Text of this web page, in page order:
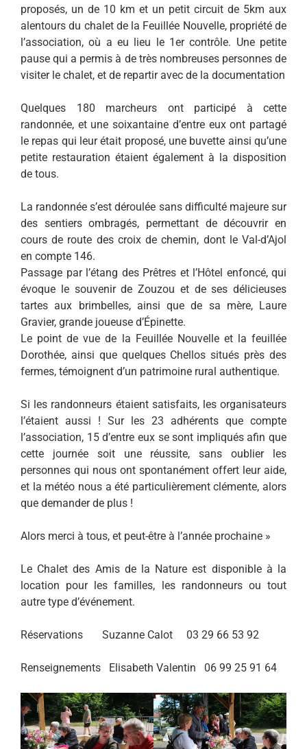
proposés, un de 10 km et un petit circuit de 5km aux
alentours du chalet de la Feuillée Nouvelle, propriété de
l’association, où a eu lieu le 1er contrôle. Une petite
pause qui a permis à de très nombreuses personnes de
visiter le chalet, et de repartir avec de la documentation
Quelques 180 marcheurs ont participé à cette
randonnée, et une soixantaine d’entre eux ont partagé
le repas qui leur était proposé, une buvette ainsi qu’une
petite restauration étaient également à la disposition
de tous.
La randonnée s’est déroulée sans difficulté majeure sur
des sentiers ombragés, permettant de découvrir en
cours de route des croix de chemin, dont le Val-d’Ajol
en compte 146.
Passage par l’étang des Prêtres et l’Hôtel enfoncé, qui
évoque le souvenir de Zouzou et de ses délicieuses
tartes aux brimbelles, ainsi que de sa mère, Laure
Gravier, grande joueuse d’Épinette.
Le point de vue de la Feuillée Nouvelle et la feuillée
Dorothée, ainsi que quelques Chellos situés près des
fermes, témoignent d’un patrimoine rural authentique.
Si les randonneurs étaient satisfaits, les organisateurs
l’étaient aussi ! Sur les 23 adhérents que compte
l’association, 15 d’entre eux se sont impliqués afin que
cette journée soit une réussite, sans oublier les
personnes qui nous ont spontanément offert leur aide,
et la météo nous a été particulièrement clémente, alors
que demander de plus !
Alors merci à tous, et peut-être à l’année prochaine »
Le Chalet des Amis de la Nature est disponible à la
location pour les familles, les randonneurs ou tout
autre type d’événement.
Réservations Suzanne Calot 03 29 66 53 92
Renseignements Elisabeth Valentin 06 99 25 91 64